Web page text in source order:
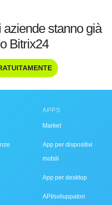
stanno già
Bitrix24
APPS
Market
App per dispositivi
mobili
App per desktop
API/sviluppatori